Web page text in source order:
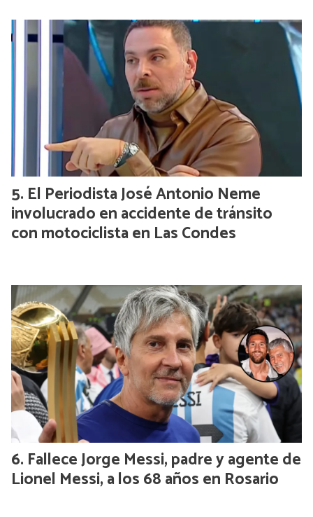
El Periodista José Antonio Neme
involucrado en accidente de tránsito
con motociclista en Las Condes
Fallece Jorge Messi, padre y agente de
Lionel Messi, a los 68 años en Rosario